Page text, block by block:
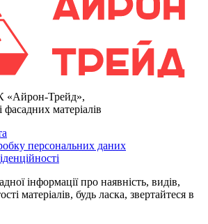
«Айрон-Трейд»,
матеріалів
персональних даних
інформації про наявність, видів,
матеріалів, будь ласка, звертайтеся в